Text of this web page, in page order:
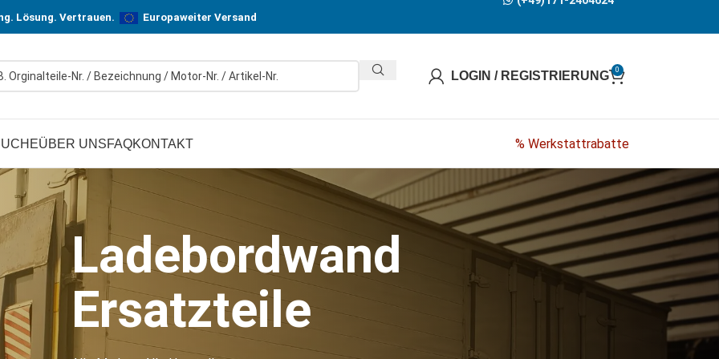
Lösung. Vertrauen. Europaweiter Versand
LOGIN / REGISTRIERUNG 0
ÜBER UNSFAQKONTAKT % Werkstattrabatte
Ladebordwand
Ersatzteile
Hersteller-Qualität, aber zu günstigen Preisen.